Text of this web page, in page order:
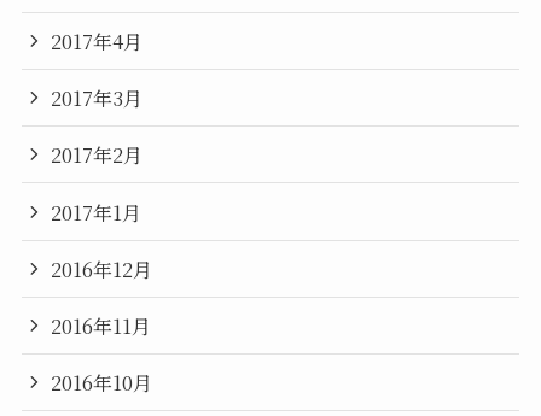
2017年4月
2017年3月
2017年2月
2017年1月
2016年12月
2016年11月
2016年10月